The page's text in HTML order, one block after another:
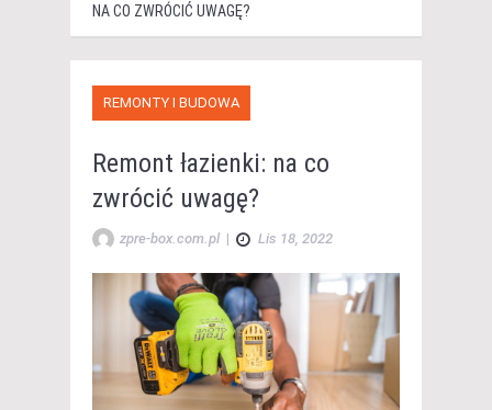
NA CO ZWRÓCIĆ UWAGĘ?
REMONTY I BUDOWA
Remont łazienki: na co
zwrócić uwagę?
zpre-box.com.pl | Lis 18, 2022